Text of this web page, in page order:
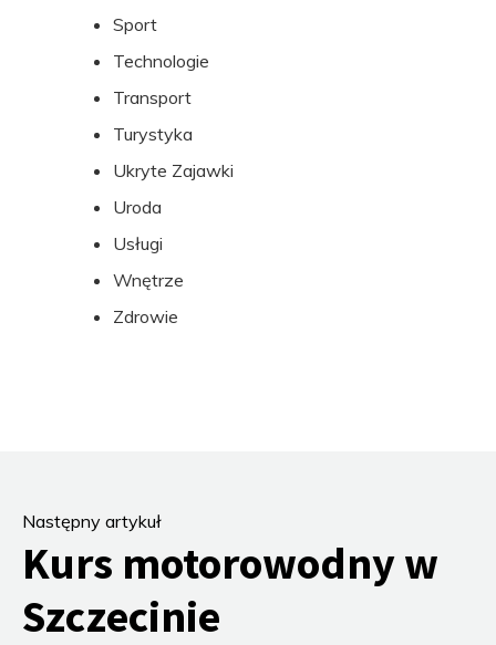
Sport
Technologie
Transport
Turystyka
Ukryte Zajawki
Uroda
Usługi
Wnętrze
Zdrowie
Następny artykuł
Kurs motorowodny w
Szczecinie